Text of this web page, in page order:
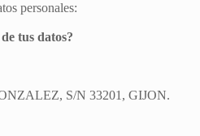
personales:
tus datos?
S/N 33201, GIJON.